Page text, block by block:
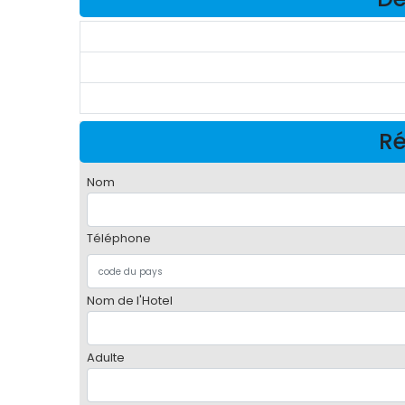
Nom
Téléphone
Nom de l'Hotel
Adulte